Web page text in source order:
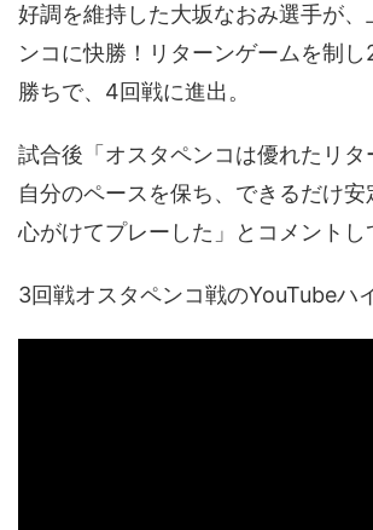
好調を維持した大坂なおみ選手が
ンコに快勝！リターンゲームを制
勝ちで、4回戦に進出。
試合後「オスタペンコは優れたリタ
自分のペースを保ち、できるだけ安
心がけてプレーした」とコメントし
3回戦オスタペンコ戦のYouTubeハ